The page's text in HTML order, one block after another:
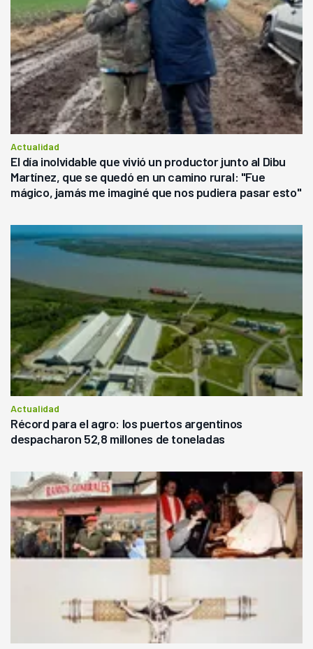
Actualidad
El día inolvidable que vivió un productor junto al Dibu
Martínez, que se quedó en un camino rural: "Fue
mágico, jamás me imaginé que nos pudiera pasar esto"
Actualidad
Récord para el agro: los puertos argentinos
despacharon 52,8 millones de toneladas